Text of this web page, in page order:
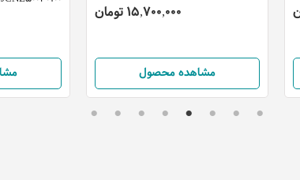
15,700,000 تومان
مشاهده محصول